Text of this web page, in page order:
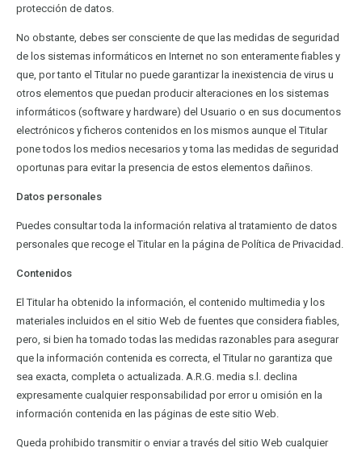
protección de datos.
No obstante, debes ser consciente de que las medidas de seguridad
de los sistemas informáticos en Internet no son enteramente fiables y
que, por tanto el Titular no puede garantizar la inexistencia de virus u
otros elementos que puedan producir alteraciones en los sistemas
informáticos (software y hardware) del Usuario o en sus documentos
electrónicos y ficheros contenidos en los mismos aunque el Titular
pone todos los medios necesarios y toma las medidas de seguridad
oportunas para evitar la presencia de estos elementos dañinos.
Datos personales
Puedes consultar toda la información relativa al tratamiento de datos
personales que recoge el Titular en la página de Política de Privacidad.
Contenidos
El Titular ha obtenido la información, el contenido multimedia y los
materiales incluidos en el sitio Web de fuentes que considera fiables,
pero, si bien ha tomado todas las medidas razonables para asegurar
que la información contenida es correcta, el Titular no garantiza que
sea exacta, completa o actualizada. A.R.G. media s.l. declina
expresamente cualquier responsabilidad por error u omisión en la
información contenida en las páginas de este sitio Web.
Queda prohibido transmitir o enviar a través del sitio Web cualquier